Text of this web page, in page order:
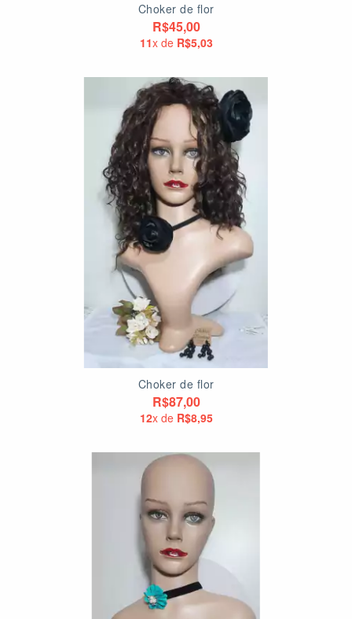
Choker de flor
R$45,00
11x de R$5,03
Choker de flor
R$87,00
12x de R$8,95